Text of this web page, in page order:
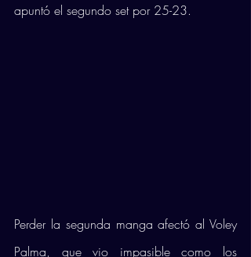
apuntó el segundo set por 25-23.
Perder la segunda manga afectó al Voley
Palma, que vio impasible como los